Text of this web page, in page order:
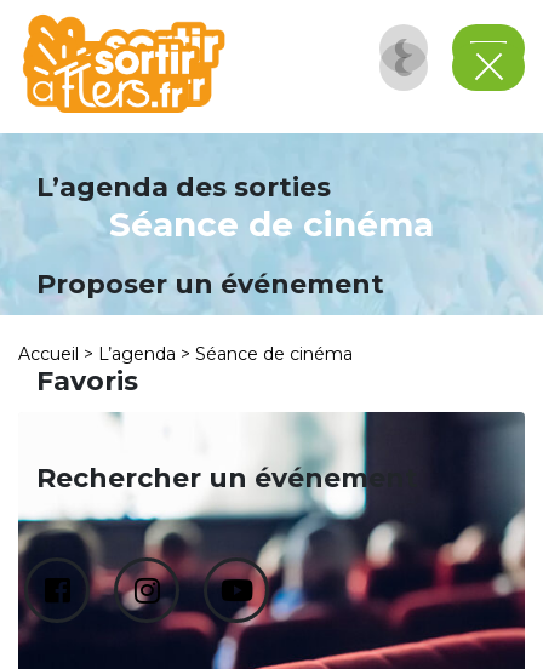
L’agenda des sorties
Proposer un événement
Favoris
Rechercher un événement
Séance de cinéma
Accueil > L’agenda > Séance de cinéma
Panneau de gestion des cookies